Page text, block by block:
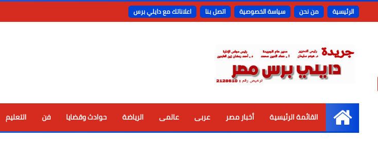
الرئيسية من نحن سياسة الخصوصية اتصل بنا اعلاناتك مع دايلي برس
الرئيسية
القائمة الرئيسية أخبار مصر عربى عالمى الرياضة حوادث وقضايا فن التعليم